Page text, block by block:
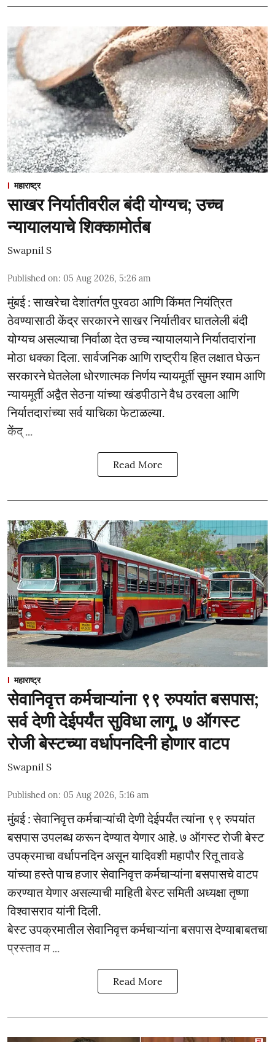
महाराष्ट्र
साखर निर्यातीवरील बंदी योग्यच; उच्च
न्यायालयाचे शिक्कामोर्तब
Swapnil S
Published on: 05 Aug 2026, 5:26 am
मुंबई : साखरेचा देशांतर्गत पुरवठा आणि किंमत नियंत्रित
ठेवण्यासाठी केंद्र सरकारने साखर निर्यातीवर घातलेली बंदी
योग्यच असल्याचा निर्वाळा देत उच्च न्यायालयाने निर्यातदारांना
मोठा धक्का दिला. सार्वजनिक आणि राष्ट्रीय हित लक्षात घेऊन
सरकारने घेतलेला धोरणात्मक निर्णय न्यायमूर्ती सुमन श्याम आणि
न्यायमूर्ती अद्वैत सेठना यांच्या खंडपीठाने वैध ठरवला आणि
निर्यातदारांच्या सर्व याचिका फेटाळल्या.
केंद् ...
Read More
महाराष्ट्र
सेवानिवृत्त कर्मचाऱ्यांना ९९ रुपयांत बसपास;
सर्व देणी देईपर्यंत सुविधा लागू, ७ ऑगस्ट
रोजी बेस्टच्या वर्धापनदिनी होणार वाटप
Swapnil S
Published on: 05 Aug 2026, 5:16 am
मुंबई : सेवानिवृत्त कर्मचाऱ्यांची देणी देईपर्यंत त्यांना ९९ रुपयांत
बसपास उपलब्ध करून देण्यात येणार आहे. ७ ऑगस्ट रोजी बेस्ट
उपक्रमाचा वर्धापनदिन असून यादिवशी महापौर रितू तावडे
यांच्या हस्ते पाच हजार सेवानिवृत्त कर्मचाऱ्यांना बसपासचे वाटप
करण्यात येणार असल्याची माहिती बेस्ट समिती अध्यक्षा तृष्णा
विश्वासराव यांनी दिली.
बेस्ट उपक्रमातील सेवानिवृत्त कर्मचाऱ्यांना बसपास देण्याबाबतचा
प्रस्ताव म ...
Read More